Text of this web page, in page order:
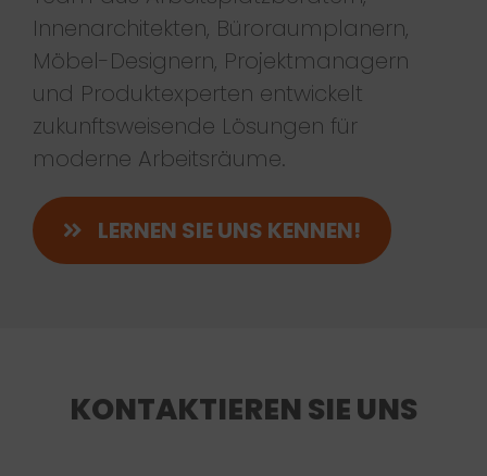
Innenarchitekten, Büroraumplanern,
Möbel-Designern, Projektmanagern
und Produktexperten entwickelt
zukunftsweisende Lösungen für
moderne Arbeitsräume.
LERNEN SIE UNS KENNEN!
KONTAKTIEREN SIE UNS